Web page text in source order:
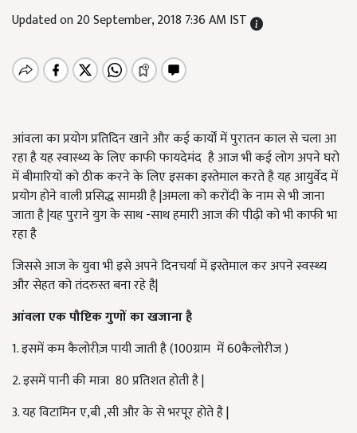
Updated on 20 September, 2018 7:36 AM IST
आंवला का प्रयोग प्रतिदिन खाने और कई कार्यों में पुरातन काल से चला आ
रहा है यह स्वास्थ्य के लिए काफी फायदेमंद है आज भी कई लोग अपने घरो
में बीमारियों को ठीक करने के लिए इसका इस्तेमाल करते है यह आयुर्वेद में
प्रयोग होने वाली प्रसिद्ध सामग्री है |अमला को करोंदी के नाम से भी जाना
जाता है |यह पुराने युग के साथ -साथ हमारी आज की पीढ़ी को भी काफी भा
रहा है
जिससे आज के युवा भी इसे अपने दिनचर्या में इस्तेमाल कर अपने स्वस्थ्य
और सेहत को तंदरुस्त बना रहे है|
आंवला एक पौष्टिक गुणों का खजाना है
1. इसमें कम कैलोरीज़ पायी जाती है (100ग्राम में 60कैलोरीज )
2. इसमें पानी की मात्रा 80 प्रतिशत होती है |
3. यह विटामिन ए,बी ,सी और के से भरपूर होते है |